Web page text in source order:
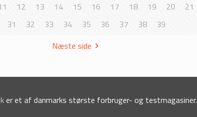
12 13 14 15 16 17 18 19 20 21
31 32 33 34 35 36 37 38
39
Næste side
er et af danmarks største forbruger- og testmagasiner.